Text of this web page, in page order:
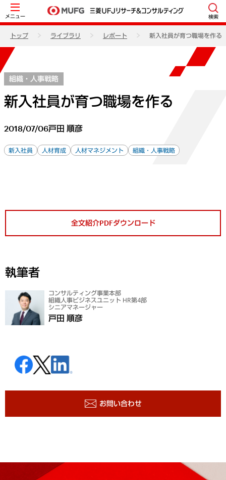
メニュー 検索
トップ ライブラリ レポート 新入社員が育つ職場を作る
組織・人事戦略
新入社員が育つ職場を作る
2018/07/06戸田 順彦
新入社員 人材育成 人材マネジメント 組織・人事戦略
全文紹介PDFダウンロード
執筆者
コンサルティング事業本部
組織人事ビジネスユニット HR第4部
シニアマネージャー
戸田 順彦
お問い合わせ